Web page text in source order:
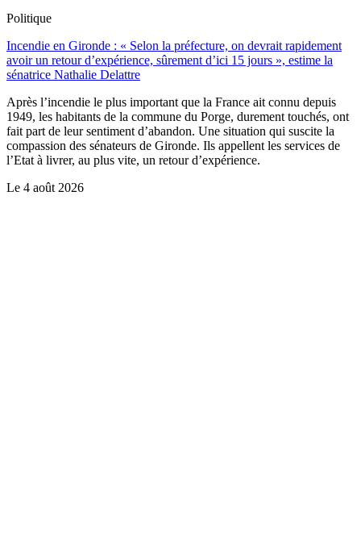
Politique
Incendie en Gironde : « Selon la préfecture, on devrait rapidement
avoir un retour d’expérience, sûrement d’ici 15 jours », estime la
sénatrice Nathalie Delattre
Après l’incendie le plus important que la France ait connu depuis
1949, les habitants de la commune du Porge, durement touchés, ont
fait part de leur sentiment d’abandon. Une situation qui suscite la
compassion des sénateurs de Gironde. Ils appellent les services de
l’Etat à livrer, au plus vite, un retour d’expérience.
Le 4 août 2026